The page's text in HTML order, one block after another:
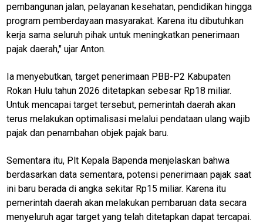
pembangunan jalan, pelayanan kesehatan, pendidikan hingga
program pemberdayaan masyarakat. Karena itu dibutuhkan
kerja sama seluruh pihak untuk meningkatkan penerimaan
pajak daerah," ujar Anton.
Ia menyebutkan, target penerimaan PBB-P2 Kabupaten
Rokan Hulu tahun 2026 ditetapkan sebesar Rp18 miliar.
Untuk mencapai target tersebut, pemerintah daerah akan
terus melakukan optimalisasi melalui pendataan ulang wajib
pajak dan penambahan objek pajak baru.
Sementara itu, Plt Kepala Bapenda menjelaskan bahwa
berdasarkan data sementara, potensi penerimaan pajak saat
ini baru berada di angka sekitar Rp15 miliar. Karena itu
pemerintah daerah akan melakukan pembaruan data secara
menyeluruh agar target yang telah ditetapkan dapat tercapai.
M
N
Home
kabupaten
rokan hulu